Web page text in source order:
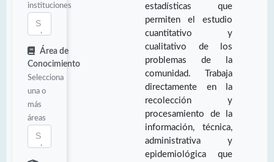
instituciones
Área de
Conocimiento
Selecciona
una o
más
áreas
estadísticas que
permiten el estudio
cuantitativo y
cualitativo de los
problemas de la
comunidad. Trabaja
directamente en la
recolección y
procesamiento de la
información, técnica,
administrativa y
epidemiológica que